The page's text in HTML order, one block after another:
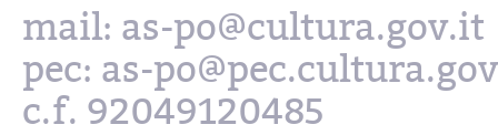
mail: as-po@cultura.gov.it
pec: as-
c.f. 92049120485